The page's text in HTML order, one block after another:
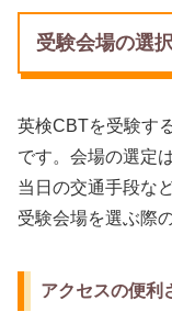
受験会場の選
英検CBTを受験す
です。会場の選定
当日の交通手段な
受験会場を選ぶ際
アクセスの便利